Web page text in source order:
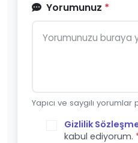
Yorumunuz *
Yapıcı ve saygılı yorumlar
Gizlilik
kabul ediyorum.